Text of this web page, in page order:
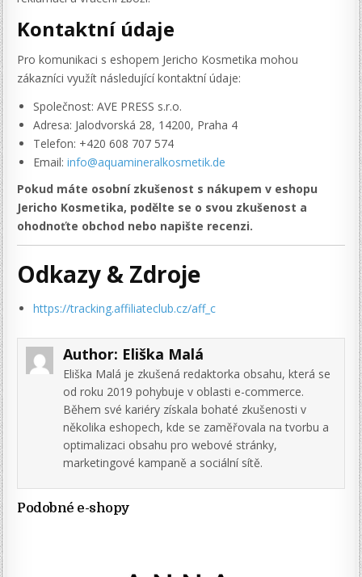
Kontaktní údaje
Pro komunikaci s eshopem Jericho Kosmetika mohou
zákazníci využít následující kontaktní údaje:
Společnost: AVE PRESS s.r.o.
Adresa: Jalodvorská 28, 14200, Praha 4
Telefon: +420 608 707 574
Email:info@aquamineralkosmetik.de
Pokud máte osobní zkušenost s nákupem v eshopu
Jericho Kosmetika, podělte se o svou zkušenost a
ohodnoťte obchod nebo napište recenzi.
Odkazy & Zdroje
https://tracking.affiliateclub.cz/aff_c
Author: Eliška Malá
Eliška Malá je zkušená redaktorka obsahu, která se
od roku 2019 pohybuje v oblasti e-commerce.
Během své kariéry získala bohaté zkušenosti v
několika eshopech, kde se zaměřovala na tvorbu a
optimalizaci obsahu pro webové stránky,
marketingové kampaně a sociální sítě.
Podobné e-shopy